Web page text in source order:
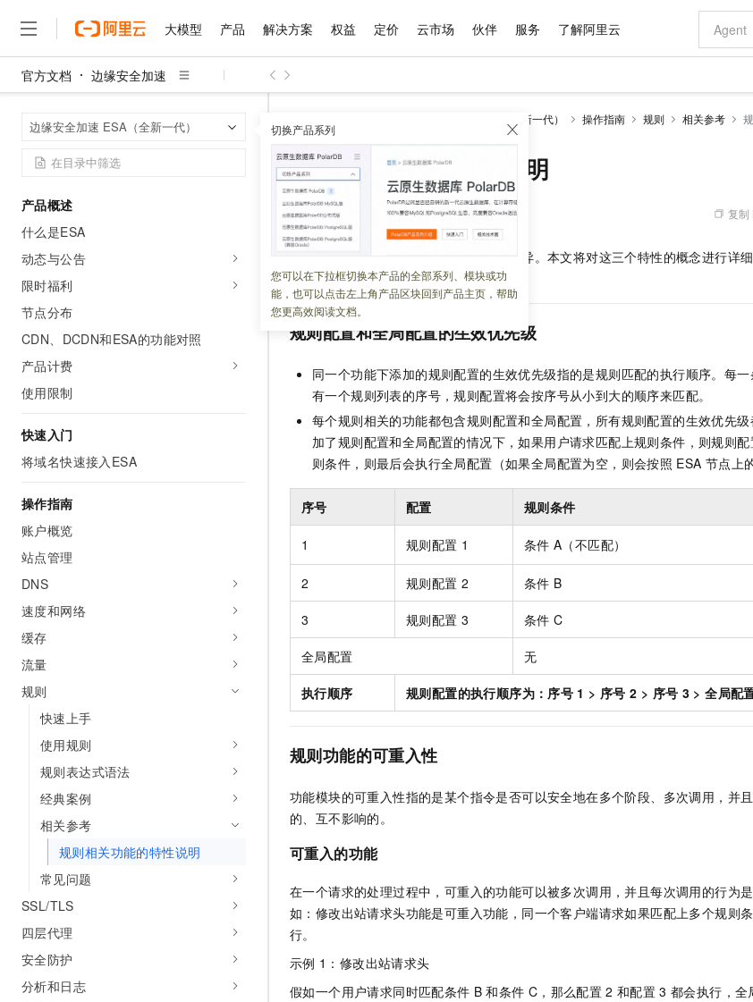
大模型 产品 解决方案 权益 定价 云市场 伙伴 服务 了解阿里云
官方文档 边缘安全加速
边缘安全加速 ESA（全新一代） 切换产品系列
您可以在下拉框切换本产品的全部系列、模块或功
能，也可以点击左上角产品区块回到产品主页，帮助
您更高效阅读文档。
产品概述
什么是ESA
动态与公告
限时福利
节点分布
CDN、DCDN和ESA的功能对照
产品计费
使用限制
快速入门
将域名快速接入ESA
操作指南
账户概览
站点管理
DNS
速度和网络
缓存
流量
规则
快速上手
使用规则
规则表达式语法
经典案例
相关参考
规则相关功能的特性说明
常见问题
SSL/TLS
四层代理
安全防护
分析和日志
边缘安全加速 ESA（全新一代） 操作指南 规则 相关参考
规则相关功能的特性说明
更新时间： 2025-08-13 02:43:49 复制
规则相关的功能在以下三个特性上存在差异。本文将对这三个特性的概念进行详
特性差异。
规则配置和全局配置的生效优先级
同一个功能下添加的规则配置的生效优先级指的是规则匹配的执行顺序。每
有一个规则列表的序号，规则配置将会按序号从小到大的顺序来匹配。
每个规则相关的功能都包含规则配置和全局配置，所有规则配置的生效优先
加了规则配置和全局配置的情况下，如果用户请求匹配上规则条件，则规则
则条件，则最后会执行全局配置（如果全局配置为空，则会按照 ESA 节点上
序号 配置 规则条件
1 规则配置 1 条件 A（不匹配）
2 规则配置 2 条件 B
3 规则配置 3 条件 C
全局配置 无
执行顺序 规则配置的执行顺序为：序号 1 > 序号 2 > 序号 3 > 全局配置
规则功能的可重入性
功能模块的可重入性指的是某个指令是否可以安全地在多个阶段、多次调用，并
的、互不影响的。
可重入的功能
在一个请求的处理过程中，可重入的功能可以被多次调用，并且每次调用的行为
如：修改出站请求头功能是可重入功能，同一个客户端请求如果匹配上多个规则
行。
示例 1：修改出站请求头
假如一个用户请求同时匹配条件 B 和条件 C，那么配置 2 和配置 3 都会执行，全
大模型
大模型
文本生成
Qwen3.8-Max HOT
智能体时代全能旗舰模型
Qwen3.7-Plus
Qwen3-VL-Plus
视觉 Coding、空间感知、多模态思考等全面升级
Kimi 最新旗舰模型，长程编程与推理利器
Deepseek-v4-pro
GLM-5.2
1M上下文，专为长程任务能力而生
千问AI平台-Token Plan NEW
在线体验全尺寸、多种模态的模型效果
Happy 系列大模型
AI 应用构建
大模型服务平台百炼-应用模版
丰富多元化的应用模版和解决方案
灵活可视化地构建企业级 Agent
人工智能平台 PAI
万
大模型解决方案
快速部署 Dify，高效搭建 AI 应用
10 分钟在聊天系统中增加一个 AI 助手
产品
精选产品
人工智能与机器学习
容器
存储
网络与CDN
中间件
数据库
大数据计算
媒体服务
企业服务与云通信
域名与网站
终端用户计算
Serverless
开发工具
迁移与运维管理
专有云
精选产品
大模型服务平台百炼
大模型服务与应用平台
千问大模型
多元化、高性能、安全可靠的大模型服务
无影云电脑
随时随地安全接入的云上超级电脑
云解析DNS
面向分析的企业级SaaS模式云数据仓库
域名与网站
提供智能易用的域名与建站服务
对象存储 OSS
人工智能平台 PAI 大模型
一站式AI开发、训练和推理服务
Qoder CN
提供一站式管理容器应用的 K8s 服务
面
云原
解决方案
精选解决方案
AI
大数据
现代化应用
可观测
企业出海
政企业务
精选解决方案
千问办公，解锁你的工作新方式
企业级Agent产品，直接交付可用成果
Agency Agents：拥有专属领域专家
多领域专家智能体,一键组建 AI 虚拟交付团队
HappyHorse 打造一站式影视创作平台
快速拥有专属 OpenClaw
睿译宝，AI翻译排版一步到位
上传文档即自动完成翻译和格式还原
GLM-5.2：长任务时代开源旗舰模型
Hermes Agent，打造自进化智能体
自主进化，持久记忆，越用越聪明
Claude Code + GStack 打造工程团队
安装技能 GStack，拥有专属 AI 工程团队
轻
5
权益 普惠上云
普惠上云 官方力荐
云服务器38元/年起，超值低价云产品抢先购
官方推荐返现计划
推荐新用户得奖励，单订单最高返9万
云工开物
高校专属算力普惠，学生认证享300元代金券
免费试用
最高领取价值200元试用点，立即开启云上创新
AI 产品 免费试用
1亿+ 大模型 tokens 和 30+ 款产品免费体验
140+云产品 免费试用
产品新客免费试用，最长12个月
大模型ACA认证体验
助力企业全员 AI 认知与能力提升
AI 特惠
智启 AI 普惠权益
至高享 1亿+免费 tokens，加速 Al 应用落地
阿里云 OPC 创新助力计划
至高百万元 Token 补贴，加速一人公司成长
Token Plan 模型订阅计划 NEW
Qwen3.8-Max 首发尝鲜，限时加量 10 倍，夜间低至
千问办公，限时限量积分加倍
你的AI工作搭子，覆盖日常办公高频场景
送.CN域名，送备案服务码
Night Plan 支持 Qwen 3.8-Max NEW
夜间 5 折，Qwen/Meoo/TokenPlan 客户专享
AI
从
AI
图
AI助
AI
AI
智
自
定价 产品定价
了解云产品的定价详情
云上成本管理
管理和优化成本
价格计算器
自助选配和估算价格
价格优势
推动算力普惠，释放技术红利
配
云市场 精选商城
网站建设
多端小程序
Salesforce 国际版订阅
友盟天域
观测云
Tuya 物联网平台阿里云版
蓝凌 OA
Tableau 订阅
AI空中课堂在线直播课堂（旗舰版）
生态解决方案
行业生态解决方案
开发者生态解决方案
AI 开发和 AI 应用解决方案
数据与 API
数据集
手机三要素
身份实名认证
短信
OCR 文字识别
发票查验
天气预报查询
企业应用
ERP
CRM
OA 办公系统
财税管理
400电话
广告营销
基
建
伙伴 成为销售伙伴
分销伙伴
咨询伙伴
销售伙伴合作计划
Salesforce On Alibaba Cloud
Consulting Partner 合作计划
AI 大模型销售与服务生态合作计划
成为产品伙伴
产品生态集成认证中心
产品生态伙伴
产品生态伙伴工作台
产
云
成
服务 售前咨询
在线服务
售后服务
自助服务
工单服务
短信专区
企业增值服务
企业支持计划
专家技术服务
企业增值服务台
企业成长
服务实践
创新中心
阿
信
了解阿里云 为什么选择阿里云
什么是云计算
技术领先
稳定可靠
安全合规
分析师报告
研究报告与白皮书
AI 算法大赛
云开发大赛
入门学习赛
最佳实践
云上春晚
云上奥运之旅
云栖战略参考
云上的中国
看见新力量
金融模力时刻
客户案例
市
高
科